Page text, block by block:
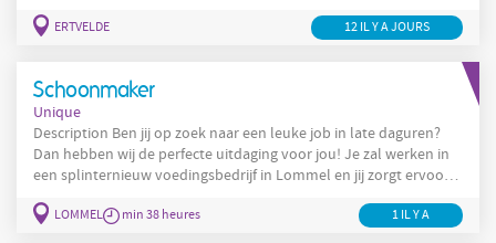
vergaderruimtes, keuken en sanitaire ruimtes Company Onze
ERTVELDE 12 IL Y A JOURS
Schoonmaker
Unique
Description Ben jij op zoek naar een leuke job in late daguren?
Dan hebben wij de perfecte uitdaging voor jou! Je zal werken in
een splinternieuw voedingsbedrijf in Lommel en jij zorgt ervoor
voor een nette en hygiënische werkomgeving Je neemt stof af,
LOMMEL min 38 heures 1 IL Y A